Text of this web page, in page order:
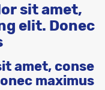
sit amet,
elit. Donec
amet, conse
maximus